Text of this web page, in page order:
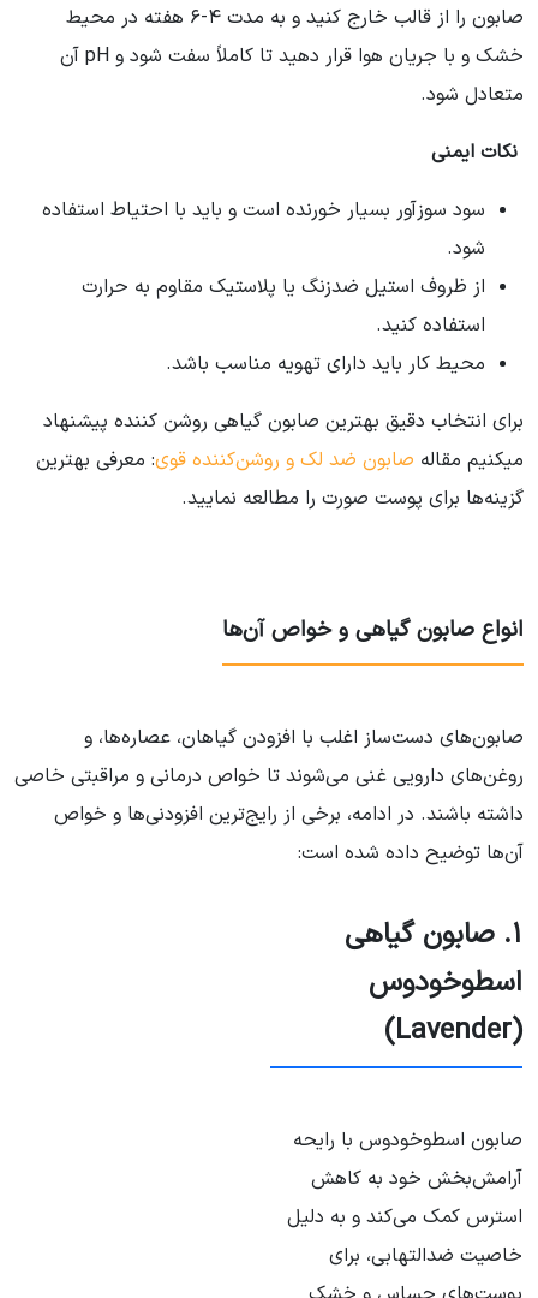
صابون را از قالب خارج کنید و به مدت ۴-۶ هفته در محیط
خشک و با جریان هوا قرار دهید تا کاملاً سفت شود و pH آن
متعادل شود.
نکات ایمنی
سود سوزآور بسیار خورنده است و باید با احتیاط استفاده
شود.
از ظروف استیل ضدزنگ یا پلاستیک مقاوم به حرارت
استفاده کنید.
محیط کار باید دارای تهویه مناسب باشد.
برای انتخاب دقیق بهترین صابون گیاهی روشن کننده پیشنهاد
میکنیم مقاله صابون ضد لک و روشن‌کننده قوی: معرفی بهترین
گزینه‌ها برای پوست صورت را مطالعه نمایید.
انواع صابون گیاهی و خواص آن‌ها
صابون‌های دست‌ساز اغلب با افزودن گیاهان، عصاره‌ها، و
روغن‌های دارویی غنی می‌شوند تا خواص درمانی و مراقبتی خاصی
داشته باشند. در ادامه، برخی از رایج‌ترین افزودنی‌ها و خواص
آن‌ها توضیح داده شده است:
۱. صابون گیاهی
اسطوخودوس
(Lavender)
صابون اسطوخودوس با رایحه
آرامش‌بخش خود به کاهش
استرس کمک می‌کند و به دلیل
خاصیت ضدالتهابی، برای